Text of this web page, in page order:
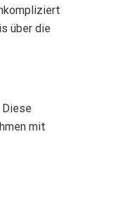
über die
Diese
mit